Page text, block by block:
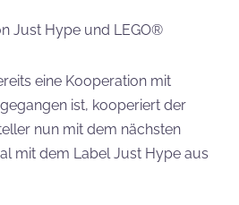
eine Kooperation mit
ist, kooperiert der
nun mit dem nächsten
mit dem Label Just Hype aus